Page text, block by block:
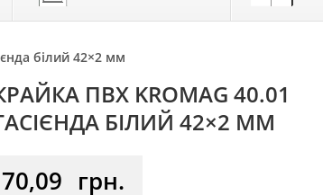
білий 42×2 мм
ПВХ KROMAG 40.01
БІЛИЙ 42×2 ММ
70,09 грн.